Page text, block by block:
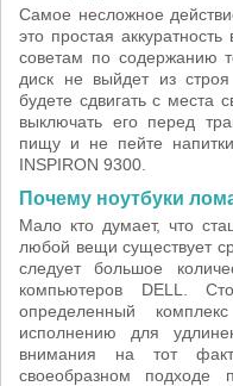
Самое несложное
это простая
советам по содержанию
диск не выйдет из
будете сдвигать с места
выключать его перед
пищу и не пейте
INSPIRON 9300.
Почему ноутбуки
Мало кто думает, что
любой вещи существует
следует большое
компьютеров DELL.
определенный
исполнению для
внимания на тот
своеобразном подходе